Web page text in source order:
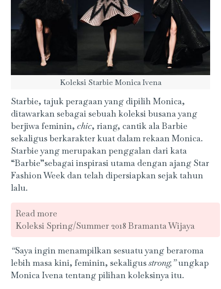
Koleksi Starbie Monica Ivena
Starbie, tajuk peragaan yang dipilih Monica,
ditawarkan sebagai sebuah koleksi busana yang
berjiwa feminin,chic, riang, cantik ala Barbie
sekaligus berkarakter kuat dalam rekaan Monica.
Starbie yang merupakan penggalan dari kata
“Barbie”sebagai inspirasi utama dengan ajang Star
Fashion Week dan telah dipersiapkan sejak tahun
lalu.
Read more
Koleksi Spring/Summer 2018 Bramanta Wijaya
“Saya ingin menampilkan sesuatu yang beraroma
lebih masa kini, feminin, sekaligusstrong,”ungkap
Monica Ivena tentang pilihan koleksinya itu.